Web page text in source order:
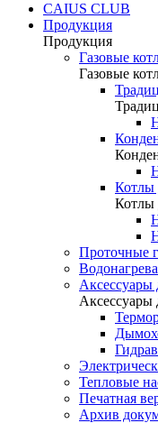
CAIUS CLUB
Продукция
Продукция
Газовые
Газовые
Котлы
Котлы
Проточные
Аксессуары
Аксессуары
Тепловые
Печатная
Архив